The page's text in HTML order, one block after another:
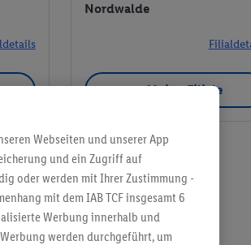
Nordwalde
Meine Filiale
Webseiten und unserer App
und ein Zugriff auf
oder werden mit Ihrer Zustimmung -
mit dem IAB TCF insgesamt 6
Werbung innerhalb und
werden durchgeführt, um